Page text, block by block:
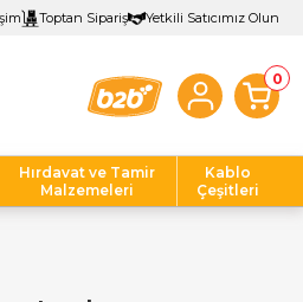
Toptan Sipariş Yetkili Satıcımız Olun
0
Hırdavat ve Tamir
Malzemeleri
Kablo
Çeşitleri